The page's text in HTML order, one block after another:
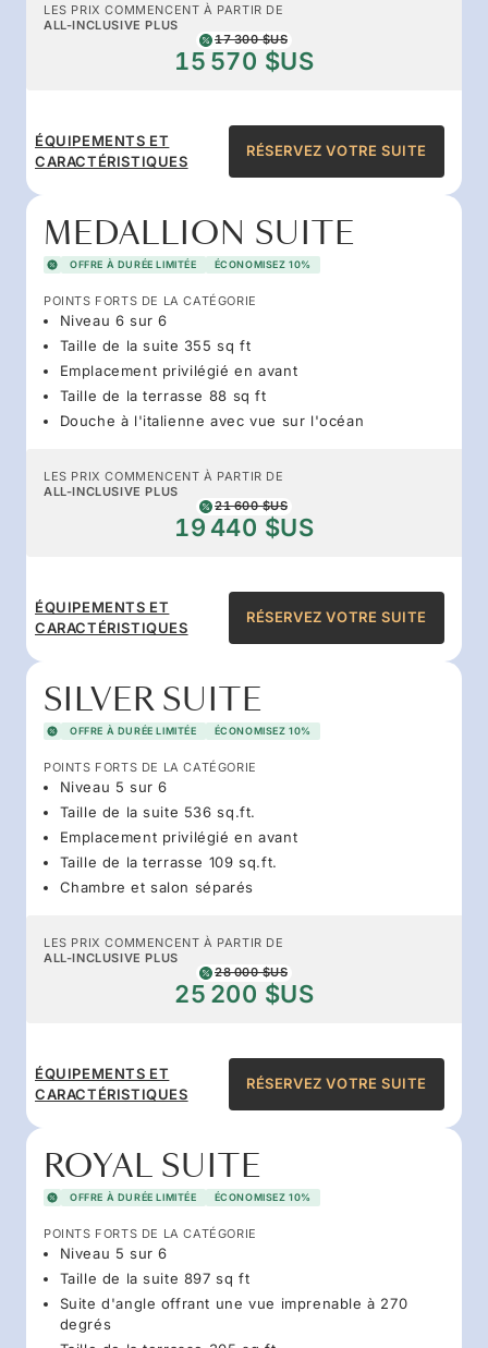
LES PRIX COMMENCENT À PARTIR DE
ALL-INCLUSIVE PLUS
17 300 $US
15 570 $US
ÉQUIPEMENTS ET
CARACTÉRISTIQUES
RÉSERVEZ VOTRE SUITE
MEDALLION SUITE
OFFRE À DURÉE LIMITÉE ÉCONOMISEZ 10%
POINTS FORTS DE LA CATÉGORIE
Niveau 6 sur 6
Taille de la suite 355 sq ft
Emplacement privilégié en avant
Taille de la terrasse 88 sq ft
Douche à l'italienne avec vue sur l'océan
LES PRIX COMMENCENT À PARTIR DE
ALL-INCLUSIVE PLUS
21 600 $US
19 440 $US
ÉQUIPEMENTS ET
CARACTÉRISTIQUES
RÉSERVEZ VOTRE SUITE
SILVER SUITE
OFFRE À DURÉE LIMITÉE ÉCONOMISEZ 10%
POINTS FORTS DE LA CATÉGORIE
Niveau 5 sur 6
Taille de la suite 536 sq.ft.
Emplacement privilégié en avant
Taille de la terrasse 109 sq.ft.
Chambre et salon séparés
LES PRIX COMMENCENT À PARTIR DE
ALL-INCLUSIVE PLUS
28 000 $US
25 200 $US
ÉQUIPEMENTS ET
CARACTÉRISTIQUES
RÉSERVEZ VOTRE SUITE
ROYAL SUITE
OFFRE À DURÉE LIMITÉE ÉCONOMISEZ 10%
POINTS FORTS DE LA CATÉGORIE
Niveau 5 sur 6
Taille de la suite 897 sq ft
Suite d'angle offrant une vue imprenable à 270
degrés